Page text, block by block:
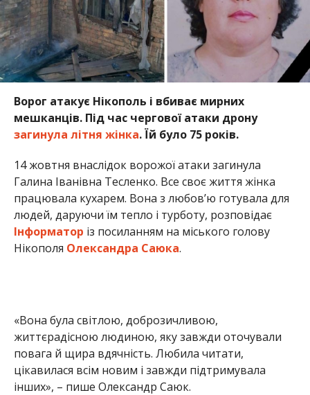
Ворог атакує Нікополь і вбиває мирних
мешканців. Під час чергової атаки дрону
загинула літня жінка. Їй було 75 років.
14 жовтня внаслідок ворожої атаки загинула
Галина Іванівна Тесленко. Все своє життя жінка
працювала кухарем. Вона з любов’ю готувала для
людей, даруючи їм тепло і турботу, розповідає
Інформатор із посиланням на міського голову
Нікополя Олександра Саюка.
«Вона була світлою, доброзичливою,
життєрадісною людиною, яку завжди оточували
повага й щира вдячність. Любила читати,
цікавилася всім новим і завжди підтримувала
інших», – пише Олександр Саюк.